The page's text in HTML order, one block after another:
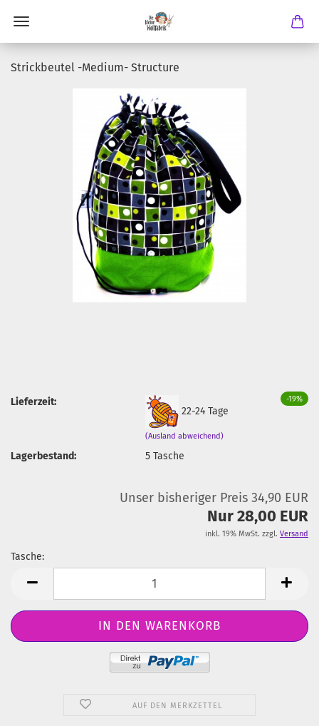
Strickbeutel -Medium- Structure
-19%
Lieferzeit:
22-24 Tage
(Ausland abweichend)
Lagerbestand: 5Tasche
Unser bisheriger Preis 34,90 EUR
Nur 28,00 EUR
inkl. 19% MwSt. zzgl. Versand
Tasche:
AUF DEN MERKZETTEL